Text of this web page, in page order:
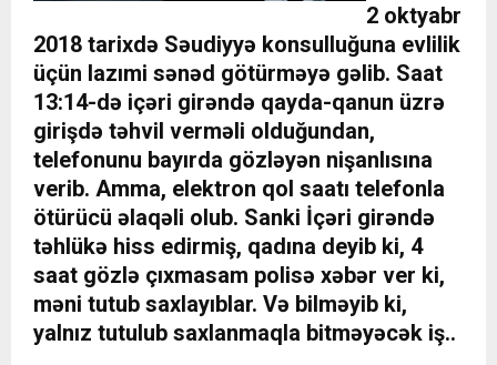
2 oktyabr
2018 tarixdə Səudiyyə konsulluğuna evlilik
üçün lazımi sənəd götürməyə gəlib. Saat
13:14-də içəri girəndə qayda-qanun üzrə
girişdə təhvil verməli olduğundan,
telefonunu bayırda gözləyən nişanlısına
verib. Amma, elektron qol saatı telefonla
ötürücü əlaqəli olub. Sanki İçəri girəndə
təhlükə hiss edirmiş, qadına deyib ki, 4
saat gözlə çıxmasam polisə xəbər ver ki,
məni tutub saxlayıblar. Və bilməyib ki,
yalnız tutulub saxlanmaqla bitməyəcək iş..